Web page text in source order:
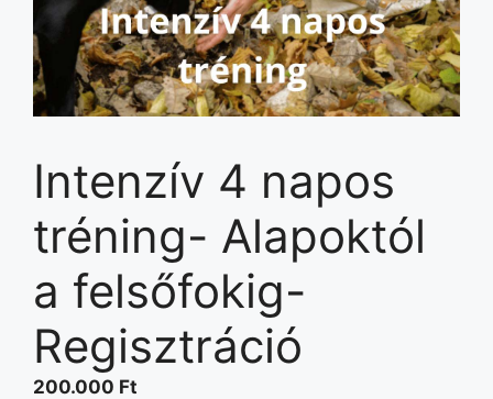
Intenzív 4 napos
tréning- Alapoktól
a felsőfokig-
Regisztráció
200.000 Ft